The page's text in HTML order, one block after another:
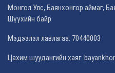
Монгол Улс, Баянхонгор аймаг,
Шүүхийн байр
Мэдээлэл лавлагаа: 70440003
Цахим шуудангийн хаяг: